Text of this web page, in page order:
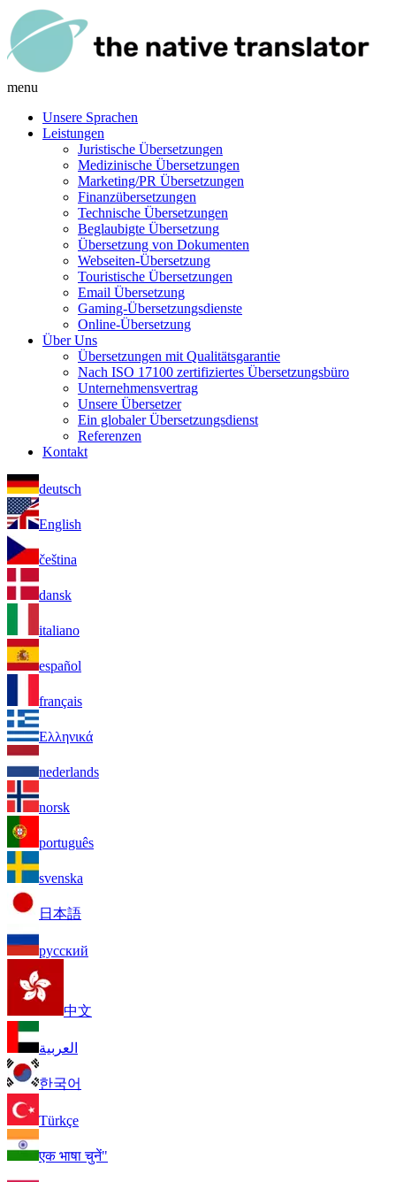
menu
Unsere Sprachen
Leistungen
Juristische Übersetzungen
Medizinische Übersetzungen
Marketing/PR Übersetzungen
Finanzübersetzungen
Technische Übersetzungen
Beglaubigte Übersetzung
Übersetzung von Dokumenten
Webseiten-Übersetzung
Touristische Übersetzungen
Email Übersetzung
Gaming-Übersetzungsdienste
Online-Übersetzung
Über Uns
Übersetzungen mit Qualitätsgarantie
Nach ISO 17100 zertifiziertes Übersetzungsbüro
Unternehmensvertrag
Unsere Übersetzer
Ein globaler Übersetzungsdienst
Referenzen
Kontakt
deutsch
English
čeština
dansk
italiano
español
français
Ελληνικά
nederlands
norsk
português
svenska
日本語
русский
中文
العربية
한국어
Türkçe
एक भाषा चुनें"